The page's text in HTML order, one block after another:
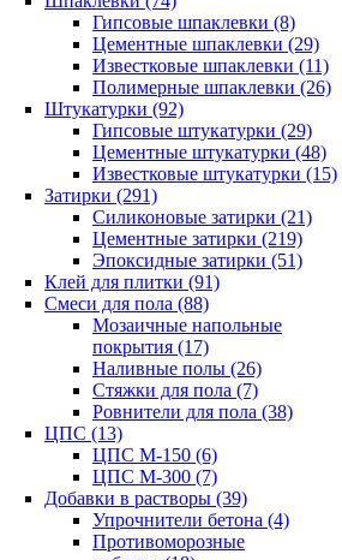
Гипсовые шпаклевки (8)
Цементные шпаклевки (29)
Известковые шпаклевки (11)
Полимерные шпаклевки (26)
Штукатурки (92)
Гипсовые штукатурки (29)
Цементные штукатурки (48)
Известковые штукатурки (15)
Затирки (291)
Силиконовые затирки (21)
Цементные затирки (219)
Эпоксидные затирки (51)
Клей для плитки (91)
Смеси для пола (88)
Мозаичные напольные
покрытия (17)
Наливные полы (26)
Стяжки для пола (7)
Ровнители для пола (38)
ЦПС (13)
ЦПС М-150 (6)
ЦПС М-300 (7)
Добавки в растворы (39)
Упрочнители бетона (4)
Противоморозные